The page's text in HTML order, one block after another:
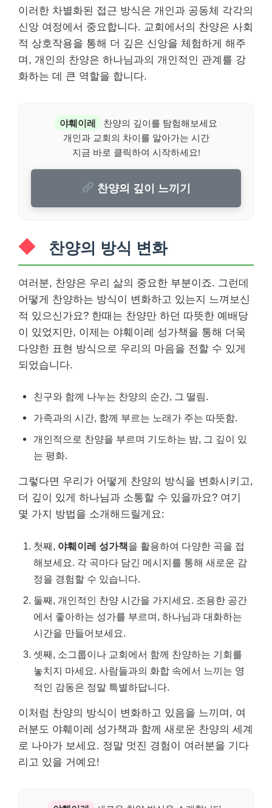
이러한 차별화된 접근 방식은 개인과 공동체 각각의
신앙 여정에서 중요합니다. 교회에서의 찬양은 사회
적 상호작용을 통해 더 깊은 신앙을 체험하게 해주
며, 개인의 찬양은 하나님과의 개인적인 관계를 강
화하는 데 큰 역할을 합니다.
야훼이레
찬양의 깊이를 탐험해보세요
개인과 교회의 차이를 알아가는 시간
지금 바로 클릭하여 시작하세요!
찬양의 깊이 느끼기
찬양의 방식 변화
여러분, 찬양은 우리 삶의 중요한 부분이죠. 그런데
어떻게 찬양하는 방식이 변화하고 있는지 느껴보신
적 있으신가요? 한때는 찬양만 하던 따뜻한 예배당
이 있었지만, 이제는 야훼이레 성가책을 통해 더욱
다양한 표현 방식으로 우리의 마음을 전할 수 있게
되었습니다.
친구와 함께 나누는 찬양의 순간, 그 떨림.
가족과의 시간, 함께 부르는 노래가 주는 따뜻함.
개인적으로 찬양을 부르며 기도하는 밤, 그 깊이 있
는 평화.
그렇다면 우리가 어떻게 찬양의 방식을 변화시키고,
더 깊이 있게 하나님과 소통할 수 있을까요? 여기
몇 가지 방법을 소개해드릴게요:
첫째, 야훼이레 성가책을 활용하여 다양한 곡을 접
해보세요. 각 곡마다 담긴 메시지를 통해 새로운 감
정을 경험할 수 있습니다.
둘째, 개인적인 찬양 시간을 가지세요. 조용한 공간
에서 좋아하는 성가를 부르며, 하나님과 대화하는
시간을 만들어보세요.
셋째, 소그룹이나 교회에서 함께 찬양하는 기회를
놓치지 마세요. 사람들과의 화합 속에서 느끼는 영
적인 감동은 정말 특별하답니다.
이처럼 찬양의 방식이 변화하고 있음을 느끼며, 여
러분도 야훼이레 성가책과 함께 새로운 찬양의 세계
로 나아가 보세요. 정말 멋진 경험이 여러분을 기다
리고 있을 거예요!